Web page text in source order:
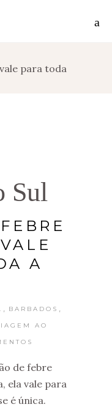
para toda
Sul
A
BARBADOS
AO
de febre
ela vale para
é única.